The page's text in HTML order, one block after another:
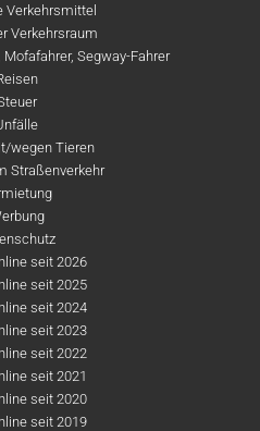
Verkehrsmittel
Verkehrsraum
Mofafahrer, Segway-Fahrer
wegen Tieren
Straßenverkehr
seit 2026
seit 2025
seit 2024
seit 2023
seit 2022
seit 2021
seit 2020
seit 2019